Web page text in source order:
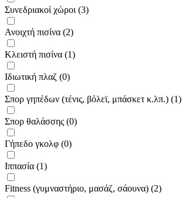
Συνεδριακοί χώροι (3)
Ανοιχτή πισίνα (2)
Κλειστή πισίνα (1)
Ιδιωτική πλαζ (0)
Σπορ γηπέδων (τένις, βόλεϊ, μπάσκετ κ.λπ.) (1)
Σπορ θαλάσσης (0)
Γήπεδο γκολφ (0)
Ιππασία (1)
Fitness (γυμναστήριο, μασάζ, σάουνα) (2)